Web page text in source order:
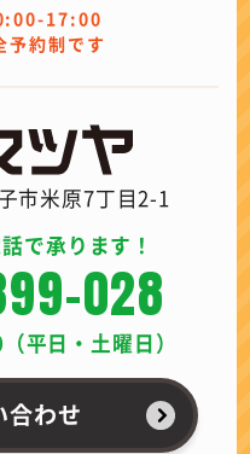
17:00
約制です
市米原7丁目2-1
で承ります！
028
平日・土曜日）
合わせ